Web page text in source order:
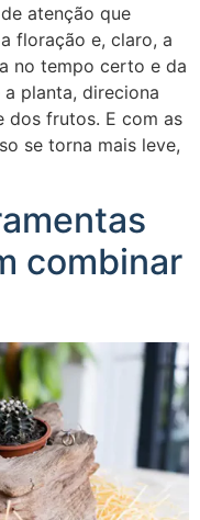
atenção que
floração e, claro, a
no tempo certo e da
planta, direciona
dos frutos. E com as
se torna mais leve,
combinar